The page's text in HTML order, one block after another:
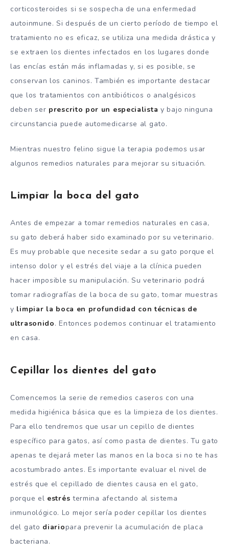
corticosteroides si se sospecha de una enfermedad
autoinmune. Si después de un cierto período de tiempo el
tratamiento no es eficaz, se utiliza una medida drástica y
se extraen los dientes infectados en los lugares donde
las encías están más inflamadas y, si es posible, se
conservan los caninos. También es importante destacar
que los tratamientos con antibióticos o analgésicos
deben ser prescrito por un especialista y bajo ninguna
circunstancia puede automedicarse al gato.
Mientras nuestro felino sigue la terapia podemos usar
algunos remedios naturales para mejorar su situación.
Limpiar la boca del gato
Antes de empezar a tomar remedios naturales en casa,
su gato deberá haber sido examinado por su veterinario.
Es muy probable que necesite sedar a su gato porque el
intenso dolor y el estrés del viaje a la clínica pueden
hacer imposible su manipulación. Su veterinario podrá
tomar radiografías de la boca de su gato, tomar muestras
y limpiar la boca en profundidad con técnicas de
ultrasonido. Entonces podemos continuar el tratamiento
en casa.
Cepillar los dientes del gato
Comencemos la serie de remedios caseros con una
medida higiénica básica que es la limpieza de los dientes.
Para ello tendremos que usar un cepillo de dientes
específico para gatos, así como pasta de dientes. Tu gato
apenas te dejará meter las manos en la boca si no te has
acostumbrado antes. Es importante evaluar el nivel de
estrés que el cepillado de dientes causa en el gato,
porque el estrés termina afectando al sistema
inmunológico. Lo mejor sería poder cepillar los dientes
del gato diariopara prevenir la acumulación de placa
bacteriana.